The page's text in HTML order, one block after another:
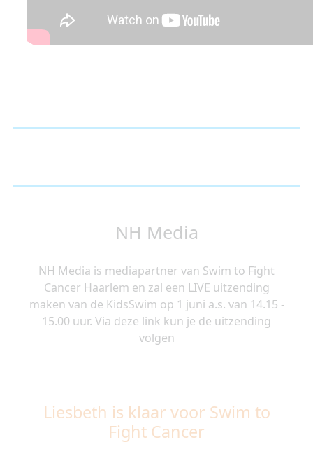
NH Media
NH Media is mediapartner van Swim to Fight
Cancer Haarlem en zal een LIVE uitzending
maken van de KidsSwim op 1 juni a.s. van 14.15 -
15.00 uur. Via deze link kun je de uitzending
volgen
Liesbeth is klaar voor Swim to
Fight Cancer